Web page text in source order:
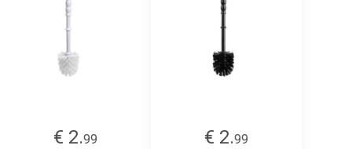
€ 2.99
€ 2.99